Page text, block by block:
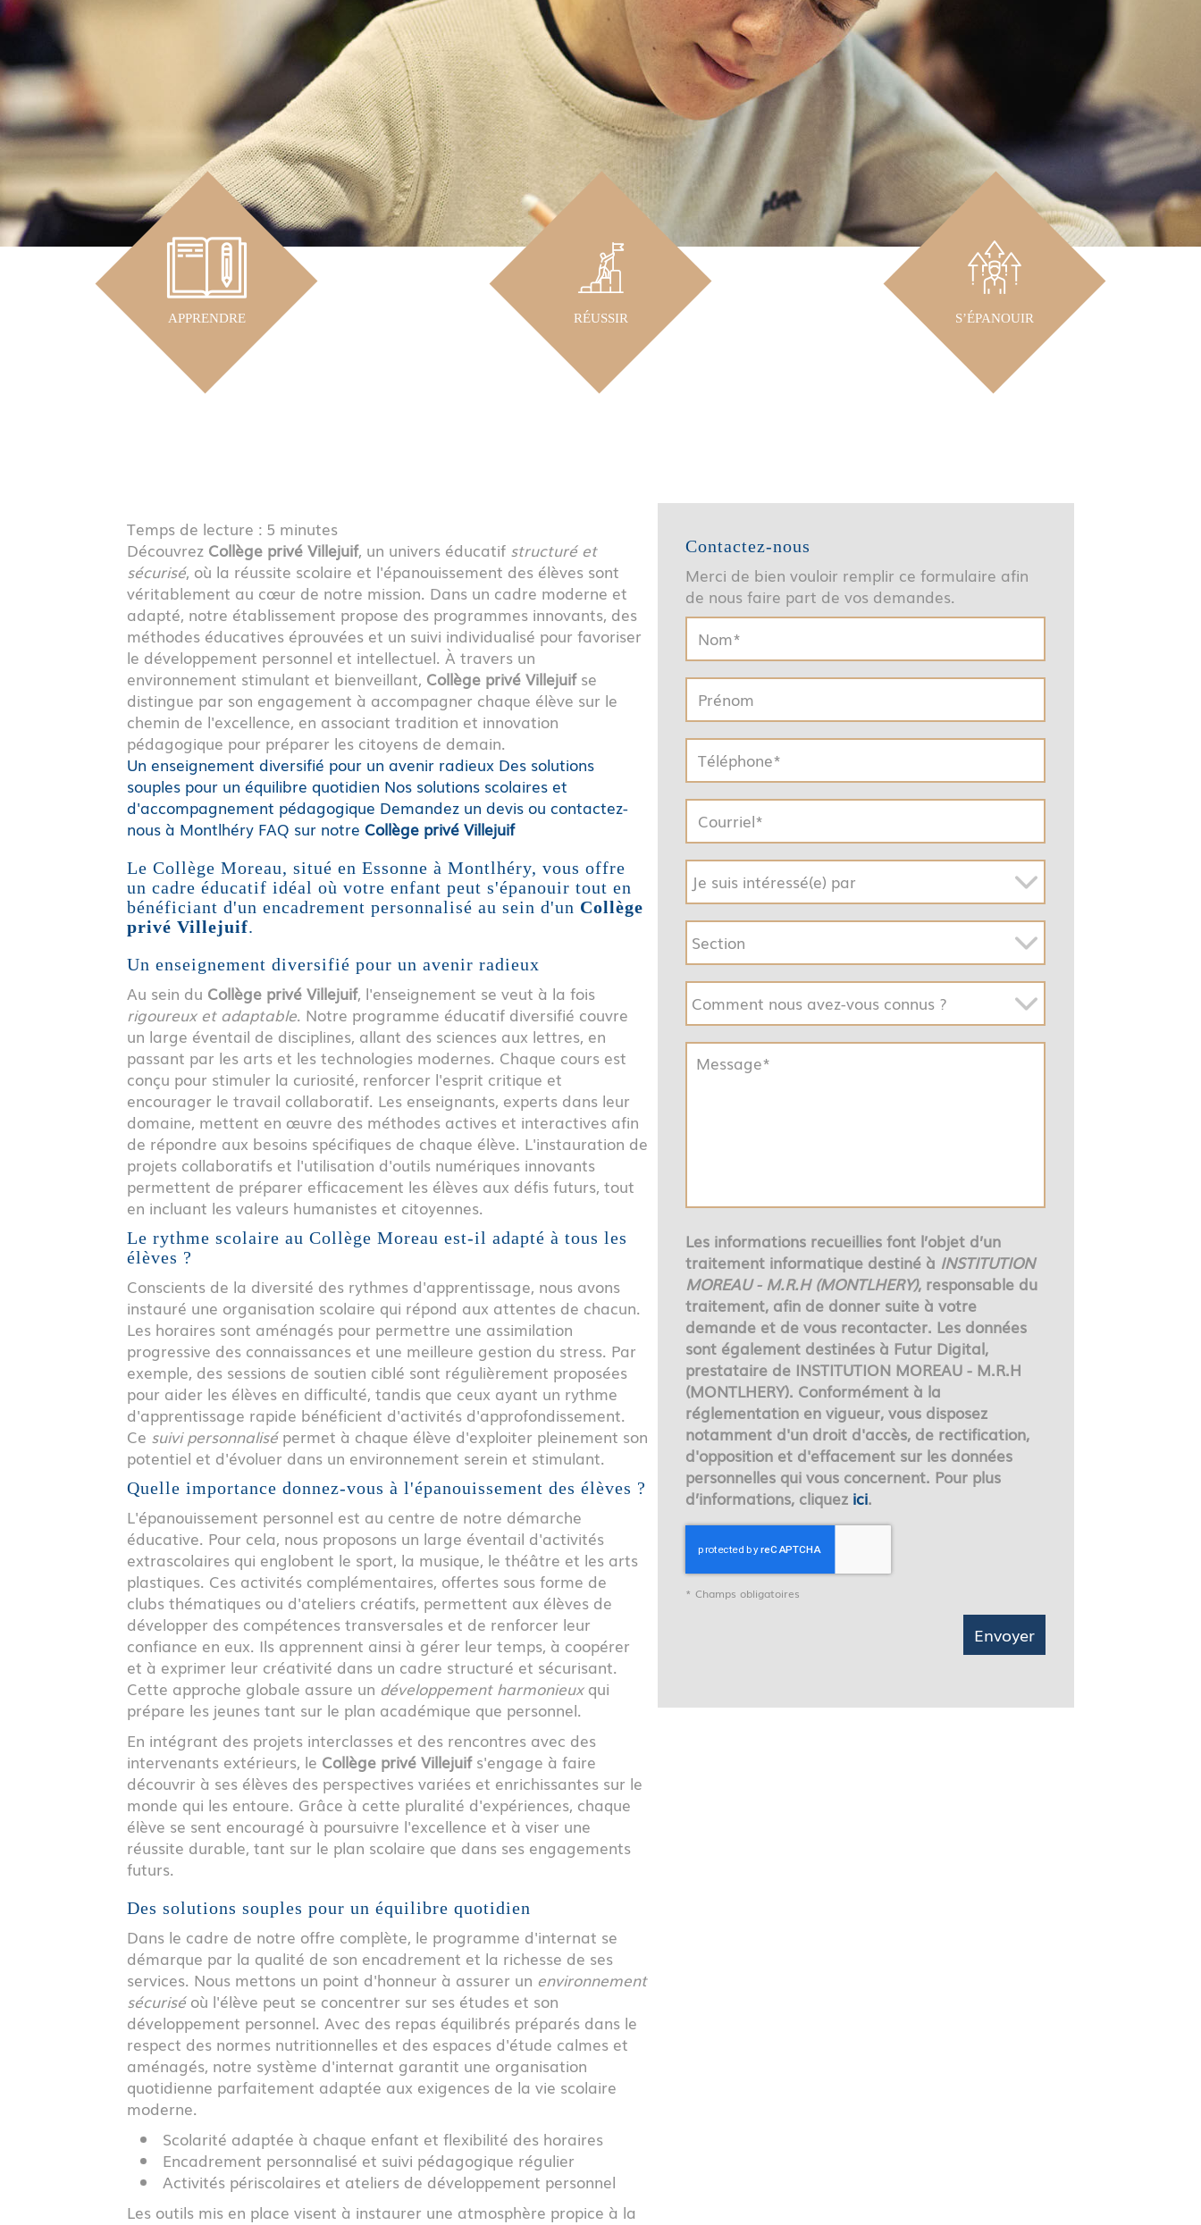
APPRENDRE RÉUSSIR S’ÉPANOUIR
Temps de lecture : 5 minutes
Découvrez Collège privé Villejuif, un univers éducatif structuré et
sécurisé, où la réussite scolaire et l'épanouissement des élèves sont
véritablement au cœur de notre mission. Dans un cadre moderne et
adapté, notre établissement propose des programmes innovants, des
méthodes éducatives éprouvées et un suivi individualisé pour favoriser
le développement personnel et intellectuel. À travers un
environnement stimulant et bienveillant, Collège privé Villejuifse
distingue par son engagement à accompagner chaque élève sur le
chemin de l'excellence, en associant tradition et innovation
pédagogique pour préparer les citoyens de demain.
Un enseignement diversifié pour un avenir radieux Des solutions
souples pour un équilibre quotidien Nos solutions scolaires et
d'accompagnement pédagogique Demandez un devis ou contactez-
nous à Montlhéry FAQ sur notre Collège privé Villejuif
Le Collège Moreau, situé en Essonne à Montlhéry, vous offre
un cadre éducatif idéal où votre enfant peut s'épanouir tout en
bénéficiant d'un encadrement personnalisé au sein d'un Collège
privé Villejuif.
Un enseignement diversifié pour un avenir radieux
Au sein du Collège privé Villejuif, l'enseignement se veut à la fois
rigoureux et adaptable. Notre programme éducatif diversifié couvre
un large éventail de disciplines, allant des sciences aux lettres, en
passant par les arts et les technologies modernes. Chaque cours est
conçu pour stimuler la curiosité, renforcer l'esprit critique et
encourager le travail collaboratif. Les enseignants, experts dans leur
domaine, mettent en œuvre des méthodes actives et interactives afin
de répondre aux besoins spécifiques de chaque élève. L'instauration de
projets collaboratifs et l'utilisation d'outils numériques innovants
permettent de préparer efficacement les élèves aux défis futurs, tout
en incluant les valeurs humanistes et citoyennes.
Le rythme scolaire au Collège Moreau est-il adapté à tous les
élèves ?
Conscients de la diversité des rythmes d'apprentissage, nous avons
instauré une organisation scolaire qui répond aux attentes de chacun.
Les horaires sont aménagés pour permettre une assimilation
progressive des connaissances et une meilleure gestion du stress. Par
exemple, des sessions de soutien ciblé sont régulièrement proposées
pour aider les élèves en difficulté, tandis que ceux ayant un rythme
d'apprentissage rapide bénéficient d'activités d'approfondissement.
Ce suivi personnalisépermet à chaque élève d'exploiter pleinement son
potentiel et d'évoluer dans un environnement serein et stimulant.
Quelle importance donnez-vous à l'épanouissement des élèves ?
L'épanouissement personnel est au centre de notre démarche
éducative. Pour cela, nous proposons un large éventail d'activités
extrascolaires qui englobent le sport, la musique, le théâtre et les arts
plastiques. Ces activités complémentaires, offertes sous forme de
clubs thématiques ou d'ateliers créatifs, permettent aux élèves de
développer des compétences transversales et de renforcer leur
confiance en eux. Ils apprennent ainsi à gérer leur temps, à coopérer
et à exprimer leur créativité dans un cadre structuré et sécurisant.
Cette approche globale assure un développement harmonieuxqui
prépare les jeunes tant sur le plan académique que personnel.
En intégrant des projets interclasses et des rencontres avec des
intervenants extérieurs, le Collège privé Villejuifs'engage à faire
découvrir à ses élèves des perspectives variées et enrichissantes sur le
monde qui les entoure. Grâce à cette pluralité d'expériences, chaque
élève se sent encouragé à poursuivre l'excellence et à viser une
réussite durable, tant sur le plan scolaire que dans ses engagements
futurs.
Des solutions souples pour un équilibre quotidien
Dans le cadre de notre offre complète, le programme d'internat se
démarque par la qualité de son encadrement et la richesse de ses
services. Nous mettons un point d'honneur à assurer un environnement
sécuriséoù l'élève peut se concentrer sur ses études et son
développement personnel. Avec des repas équilibrés préparés dans le
respect des normes nutritionnelles et des espaces d'étude calmes et
aménagés, notre système d'internat garantit une organisation
quotidienne parfaitement adaptée aux exigences de la vie scolaire
moderne.
Scolarité adaptée à chaque enfant et flexibilité des horaires
Encadrement personnalisé et suivi pédagogique régulier
Activités périscolaires et ateliers de développement personnel
Les outils mis en place visent à instaurer une atmosphère propice à la
Contactez-nous
Merci de bien vouloir remplir ce formulaire afin
de nous faire part de vos demandes.
Les informations recueillies font l’objet d’un
traitement informatique destiné à INSTITUTION
MOREAU - M.R.H (MONTLHERY), responsable du
traitement, afin de donner suite à votre
demande et de vous recontacter. Les données
sont également destinées à Futur Digital,
prestataire de INSTITUTION MOREAU - M.R.H
(MONTLHERY). Conformément à la
réglementation en vigueur, vous disposez
notamment d'un droit d'accès, de rectification,
d'opposition et d'effacement sur les données
personnelles qui vous concernent. Pour plus
d’informations, cliquez ici.
*Champs obligatoires